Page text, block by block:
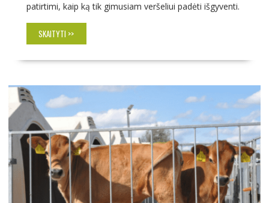
patirtimi, kaip ką tik gimusiam veršeliui padėti išgyventi.
SKAITYTI >>